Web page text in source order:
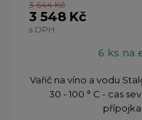
3 644 Kč
3 548 Kč
s DPH
6 ks na
Vařič na víno a vodu
30 - 100 ° C - cas
přípojka: